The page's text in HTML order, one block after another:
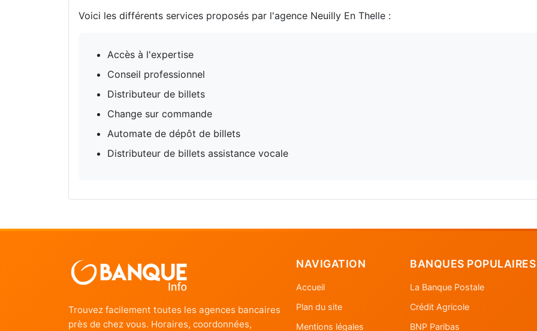
Voici les différents services proposés par l'agence Neuilly En Thelle :
Accès à l'expertise
Conseil professionnel
Distributeur de billets
Change sur commande
Automate de dépôt de billets
Distributeur de billets assistance vocale
Trouvez facilement toutes les agences bancaires
près de chez vous. Horaires, coordonnées,
NAVIGATION
Accueil
Plan du site
Mentions légales
BANQUES POPULAIRES
La Banque Postale
Crédit Agricole
BNP Paribas